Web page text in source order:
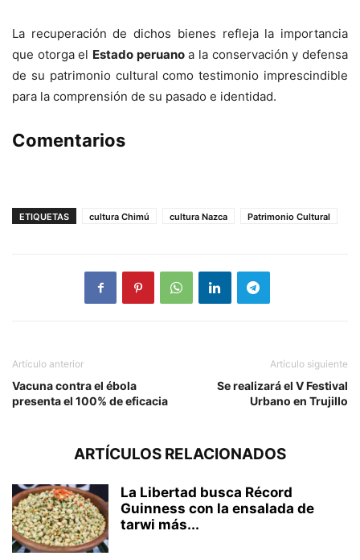
La recuperación de dichos bienes refleja la importancia
que otorga el Estado peruanoa la conservación y defensa
de su patrimonio cultural como testimonio imprescindible
para la comprensión de su pasado e identidad.
Comentarios
ETIQUETAS cultura Chimú cultura Nazca Patrimonio Cultural
Artículo anterior
Vacuna contra el ébola
presenta el 100% de eficacia
Artículo siguiente
Se realizará el V Festival
Urbano en Trujillo
ARTÍCULOS RELACIONADOS
La Libertad busca Récord
Guinness con la ensalada de
tarwi más...